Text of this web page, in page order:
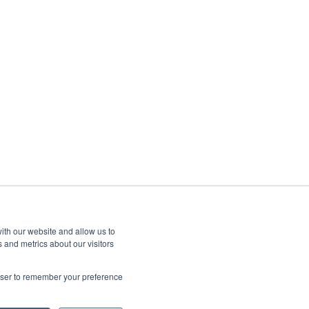
our website and allow us to
metrics about our visitors
to remember your preference